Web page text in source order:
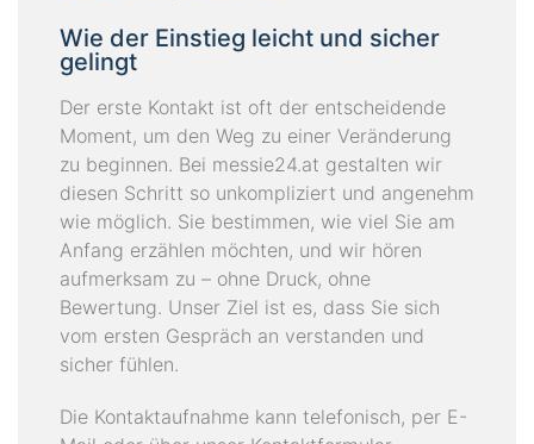
Wie der Einstieg leicht und sicher
gelingt
Der erste Kontakt ist oft der entscheidende
Moment, um den Weg zu einer Veränderung
zu beginnen. Bei messie24.at gestalten wir
diesen Schritt so unkompliziert und angenehm
wie möglich. Sie bestimmen, wie viel Sie am
Anfang erzählen möchten, und wir hören
aufmerksam zu – ohne Druck, ohne
Bewertung. Unser Ziel ist es, dass Sie sich
vom ersten Gespräch an verstanden und
sicher fühlen.
Die Kontaktaufnahme kann telefonisch, per E-